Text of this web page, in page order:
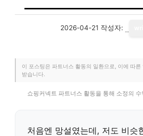
2026-04-21 작성자:
이 포스팅은 파트너스 활동의 일환으로, 이에 따
받습니다.
쇼핑커넥트 파트너스 활동을 통해 소정의
처음엔 망설였는데, 저도 비슷